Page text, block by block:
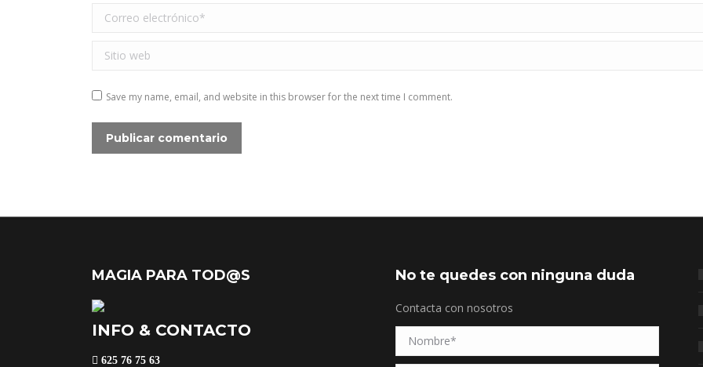
Correo electrónico *
Sitio web
Save my name, email, and website in this browser for the next time I comment.
Publicar comentario
MAGIA PARA TOD@S
INFO & CONTACTO
625 76 75 63
No te quedes con ninguna duda
Contacta con nosotros